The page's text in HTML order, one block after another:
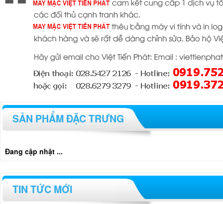
SẢN PHẨM ĐẶC TRƯNG
Đang cập nhật ...
TIN TỨC MỚI